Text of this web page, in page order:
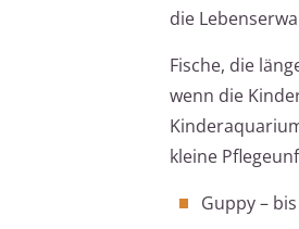
die
Fische, die
wenn die
kleine
Guppy –